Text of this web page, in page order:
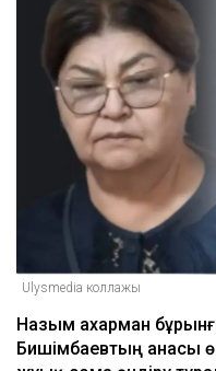
Ulysmedia коллажы
Назым Қахарман
Бишімбаевтың анасы